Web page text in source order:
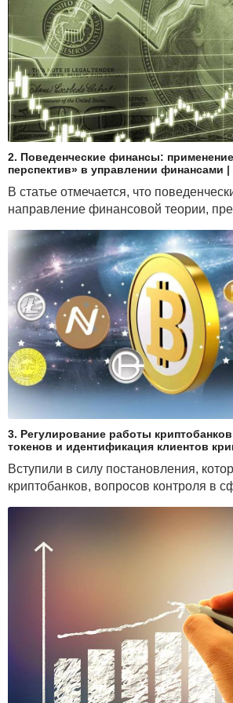
2. Поведенческие финансы:
перспектив» в управлении финансами |
В статье отмечается, что
направление финансовой теории,
3. Регулирование работы
токенов и идентификация клиентов
Вступили в силу постановления,
криптобанков, вопросов контроля в